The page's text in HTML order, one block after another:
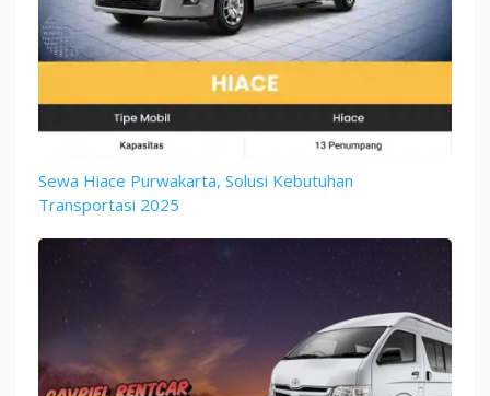
Sewa Hiace Purwakarta, Solusi Kebutuhan
Transportasi 2025